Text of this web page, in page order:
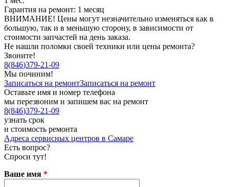
Гарантия на ремонт: 1 месяц
ВНИМАНИЕ! Цены могут незначительно изменяться как в
большую, так и в меньшую сторону, в зависимости от
стоимости запчастей на день заказа.
Не нашли поломки своей техники или цены ремонта?
Звоните!
8(846)379-21-09
Мы починим!
Записаться на ремонтЗаписаться на ремонт
Оставьте имя и номер телефона
мы перезвоним и запишем вас на ремонт
8(846)379-21-09
узнать срок
и стоимость ремонта
Адреса сервисных центров в Самаре
Есть вопрос?
Спроси тут!
Ваше имя *